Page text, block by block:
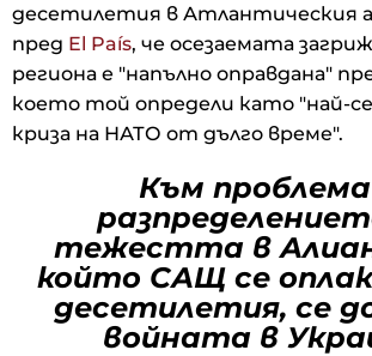
десетилетия в Атлантическия
пред El País, че осезаемата
региона е "напълно оправдана"
което той определи като "най-
криза на НАТО от дълго време".
Към
тежестта в
който САЩ се
десетилетия, се
войната в